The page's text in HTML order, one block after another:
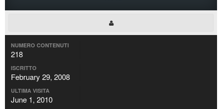
NUMERO CONTENUTI
218
ISCRITTO
February 29, 2008
ULTIMA VISITA
June 1, 2010